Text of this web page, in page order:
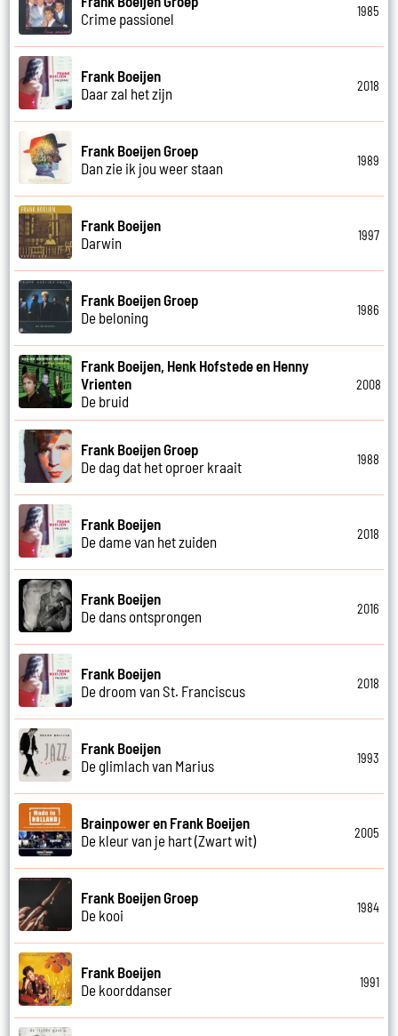
Crime passionel
1985
Frank Boeijen
Daar zal het zijn
2018
Frank Boeijen Groep
Dan zie ik jou weer staan
1989
Frank Boeijen
Darwin
1997
Frank Boeijen Groep
De beloning
1986
Frank Boeijen, Henk Hofstede en Henny
Vrienten
De bruid
2008
Frank Boeijen Groep
De dag dat het oproer kraait
1988
Frank Boeijen
De dame van het zuiden
2018
Frank Boeijen
De dans ontsprongen
2016
Frank Boeijen
De droom van St. Franciscus
2018
Frank Boeijen
De glimlach van Marius
1993
Brainpower en Frank Boeijen
De kleur van je hart (Zwart wit)
2005
Frank Boeijen Groep
De kooi
1984
Frank Boeijen
De koorddanser
1991